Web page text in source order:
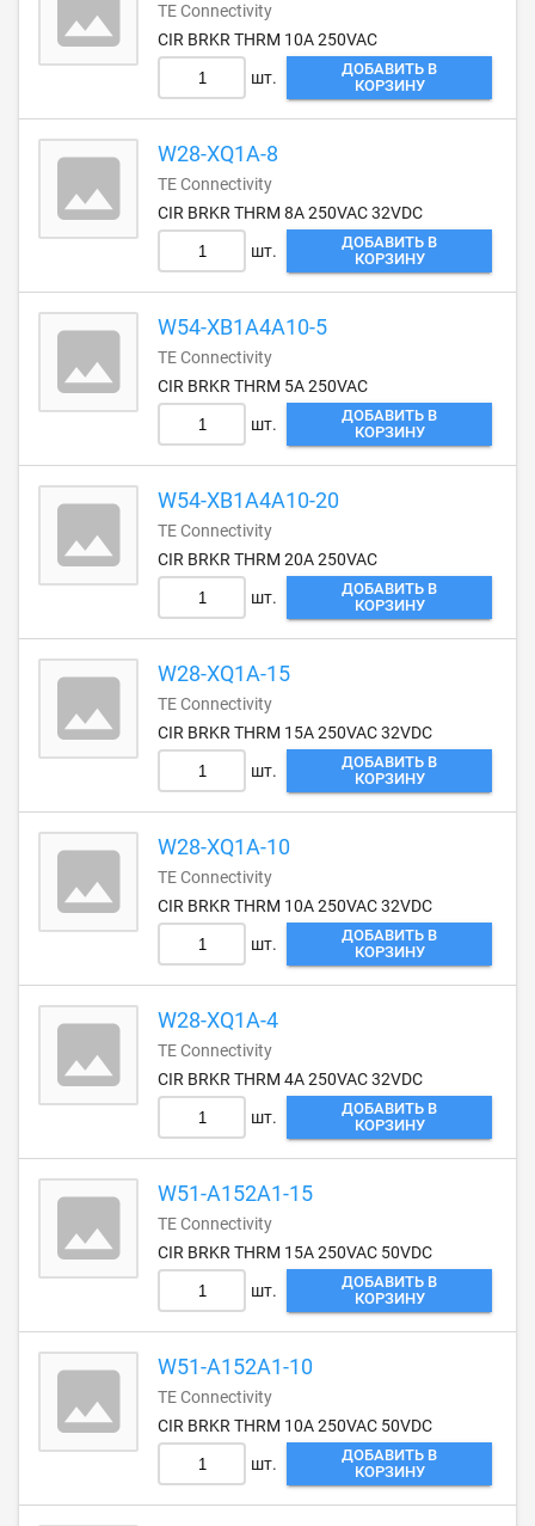
TE Connectivity
CIR BRKR THRM 10A 250VAC
шт.
ДОБАВИТЬ В
КОРЗИНУ
W28-XQ1A-8
TE Connectivity
CIR BRKR THRM 8A 250VAC 32VDC
шт.
ДОБАВИТЬ В
КОРЗИНУ
W54-XB1A4A10-5
TE Connectivity
CIR BRKR THRM 5A 250VAC
шт.
ДОБАВИТЬ В
КОРЗИНУ
W54-XB1A4A10-20
TE Connectivity
CIR BRKR THRM 20A 250VAC
шт.
ДОБАВИТЬ В
КОРЗИНУ
W28-XQ1A-15
TE Connectivity
CIR BRKR THRM 15A 250VAC 32VDC
шт.
ДОБАВИТЬ В
КОРЗИНУ
W28-XQ1A-10
TE Connectivity
CIR BRKR THRM 10A 250VAC 32VDC
шт.
ДОБАВИТЬ В
КОРЗИНУ
W28-XQ1A-4
TE Connectivity
CIR BRKR THRM 4A 250VAC 32VDC
шт.
ДОБАВИТЬ В
КОРЗИНУ
W51-A152A1-15
TE Connectivity
CIR BRKR THRM 15A 250VAC 50VDC
шт.
ДОБАВИТЬ В
КОРЗИНУ
W51-A152A1-10
TE Connectivity
CIR BRKR THRM 10A 250VAC 50VDC
шт.
ДОБАВИТЬ В
КОРЗИНУ